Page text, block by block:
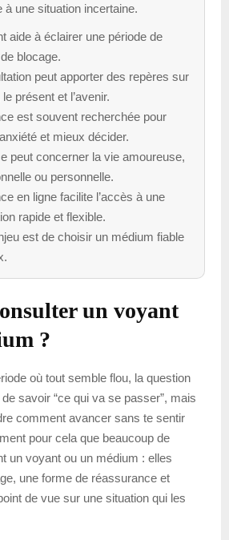
à une situation incertaine.
aide à éclairer une période de
blocage.
peut apporter des repères sur
présent et l’avenir.
est souvent recherchée pour
et mieux décider.
peut concerner la vie amoureuse,
ou personnelle.
en ligne facilite l’accès à une
rapide et flexible.
est de choisir un médium fiable
un voyant
?
où tout semble flou, la question
savoir “ce qui va se passer”, mais
comment avancer sans te sentir
pour cela que beaucoup de
un voyant ou un médium : elles
une forme de réassurance et
de vue sur une situation qui les